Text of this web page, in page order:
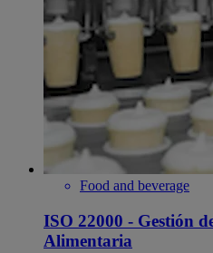
Food and beverage
ISO 22000 - Gestión
Alimentaria